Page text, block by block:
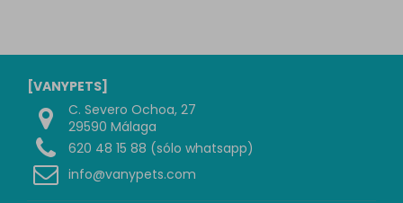
[VANYPETS]
C. Severo Ochoa, 27
29590 Málaga
620 48 15 88 (sólo whatsapp)
info@vanypets.com